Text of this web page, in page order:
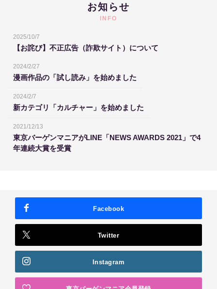
お知らせ
INFO
2025/10/7
【お詫び】不正広告（詐欺サイト）について
2024/2/27
漫画作品の「試し読み」を始めました
2024/2/7
新カテゴリ「カルチャー」を始めました
2021/12/13
東京バーゲンマニアがLINE「NEWS AWARDS 2021」で4
年連続大賞を受賞
Facebook
Twitter
Instagram